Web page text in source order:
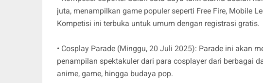
juta, menampilkan game populer seperti Free Fire, Mobile
Kompetisi ini terbuka untuk umum dengan registrasi gratis.
• Cosplay Parade (Minggu, 20 Juli 2025): Parade ini akan
penampilan spektakuler dari para cosplayer dari berbagai
anime, game, hingga budaya pop.